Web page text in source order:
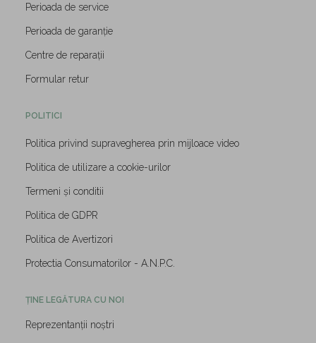
Perioada de service
Perioada de garanție
Centre de reparații
Formular retur
POLITICI
Politica privind supravegherea prin mijloace video
Politica de utilizare a cookie-urilor
Termeni și conditii
Politica de GDPR
Politica de Avertizori
Protectia Consumatorilor - A.N.P.C.
ȚINE LEGĂTURA CU NOI
Reprezentanții noștri